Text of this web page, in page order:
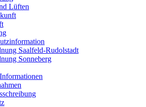
Lüften
Saalfeld-Rudolstadt
Sonneberg